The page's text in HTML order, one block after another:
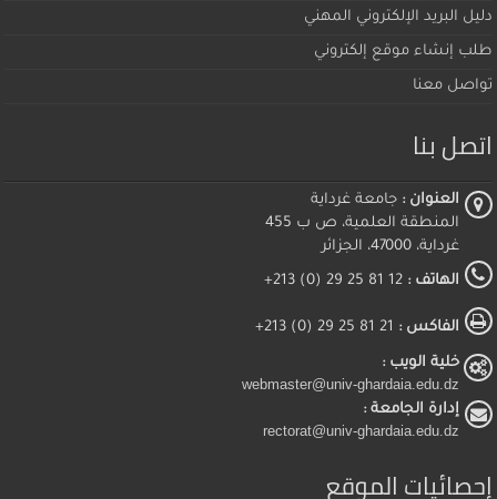
دليل البريد الإلكتروني المهني
طلب إنشاء موقع إلكتروني
تواصل معنا
اتصل بنا
العنوان : جامعة غرداية
المنطقة العلمية، ص ب 455
غرداية، 47000، الجزائر
الهاتف : 12 81 25 29 (0) 213+
الفاكس :
خلية الويب :
webmaster@univ-ghardaia.edu.dz
إدارة الجامعة :
rectorat@univ-ghardaia.edu.dz
إحصائيات الموقع